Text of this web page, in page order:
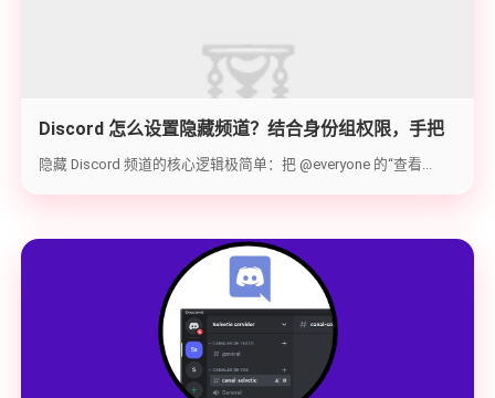
Discord 怎么设置隐藏频道？结合身份组权限，手把
手教你打造 100% 私密的专属频道
隐藏 Discord 频道的核心逻辑极简单：把 @everyone 的“查看...